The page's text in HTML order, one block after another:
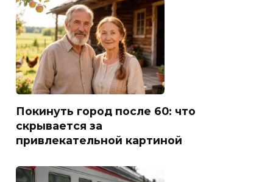
Покинуть город после 60: что
скрывается за
привлекательной картиной